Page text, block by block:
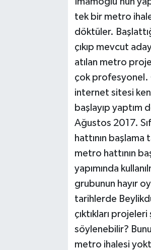
tek bir metro
döktüler.
çıkıp mevcut
atılan metro
çok profesyonel.
internet sitesi
başlayıp yaptım
Ağustos 2017.
hattının
metro hattının
yapımında
grubunun hayır
tarihlerde
çıktıkları
söylenebilir?
metro ihalesi